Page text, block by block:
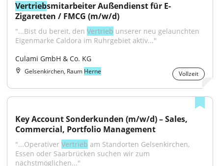
Vertriebsmitarbeiter Außendienst für E-
Zigaretten / FMCG (m/w/d)
"...Bist du bereit, den Vertrieb unserer neu gelaunchten
Eigenmarke Caldora im Ruhrgebiet aktiv..."
Culami GmbH & Co. KG
Gelsenkirchen, Raum Herne Vollzeit
Key Account Sonderkunden (m/w/d) – Sales,
Commercial, Portfolio Management
"...Operativer Vertrieb am Standorten Gelsenkirchen,
Essen oder Saarbrücken suchen wir zum
nächstmöglichen..."